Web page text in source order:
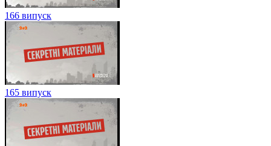
166 випуск
165 випуск